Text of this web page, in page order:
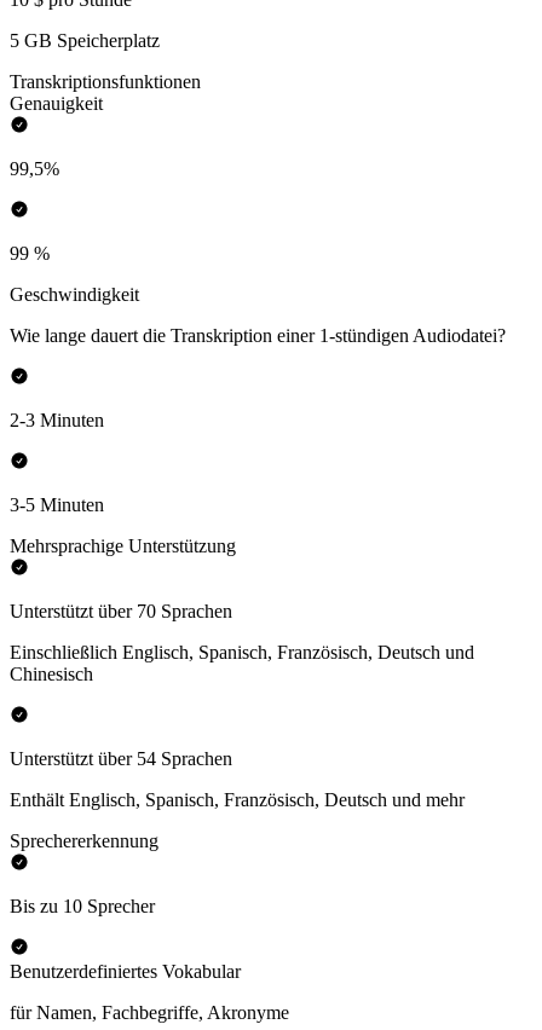
5 GB Speicherplatz
Transkriptionsfunktionen
Genauigkeit
99,5%
99 %
Geschwindigkeit
Wie lange dauert die Transkription einer 1-stündigen Audiodatei?
2-3 Minuten
3-5 Minuten
Mehrsprachige Unterstützung
Unterstützt über 70 Sprachen
Einschließlich Englisch, Spanisch, Französisch, Deutsch und
Chinesisch
Unterstützt über 54 Sprachen
Enthält Englisch, Spanisch, Französisch, Deutsch und mehr
Sprechererkennung
Bis zu 10 Sprecher
Benutzerdefiniertes Vokabular
für Namen, Fachbegriffe, Akronyme